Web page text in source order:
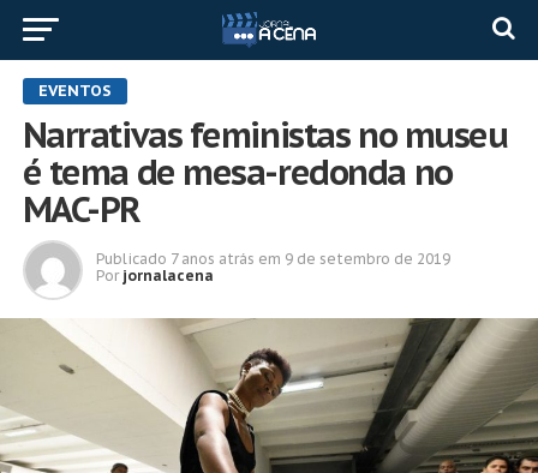
EVENTOS
Narrativas feministas no museu
é tema de mesa-redonda no
MAC-PR
Publicado 7 anos atrás em 9 de setembro de 2019
Por jornalacena